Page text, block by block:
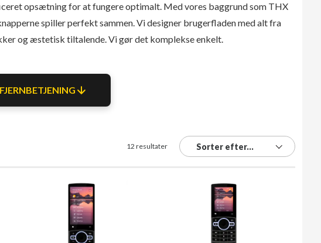
opsætning for at fungere optimalt. Med vores baggrund som THX
spiller perfekt sammen. Vi designer brugerfladen med alt fra
og æstetisk tiltalende. Vi gør det komplekse enkelt.
Sorter efter...
12 resultater